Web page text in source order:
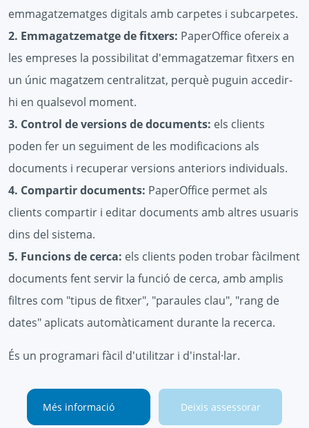
emmagatzematges digitals amb carpetes i subcarpetes.
2. Emmagatzematge de fitxers: PaperOffice ofereix a
les empreses la possibilitat d'emmagatzemar fitxers en
un únic magatzem centralitzat, perquè puguin accedir-
hi en qualsevol moment.
3. Control de versions de documents: els clients
poden fer un seguiment de les modificacions als
documents i recuperar versions anteriors individuals.
4. Compartir documents: PaperOffice permet als
clients compartir i editar documents amb altres usuaris
dins del sistema.
5. Funcions de cerca: els clients poden trobar fàcilment
documents fent servir la funció de cerca, amb amplis
filtres com "tipus de fitxer", "paraules clau", "rang de
dates" aplicats automàticament durante la recerca.
És un programari fàcil d'utilitzar i d'instal·lar.
Més informació Deixis assessorar